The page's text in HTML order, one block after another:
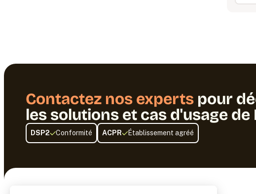
Contactez nos experts pour
les solutions et cas d'usage de
DSP2 Conformité ACPR Établissement agréé